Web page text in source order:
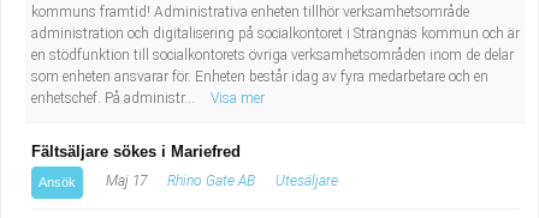
kommuns framtid! Administrativa enheten tillhör verksamhetsområde
administration och digitalisering på socialkontoret i Strängnäs kommun och är
en stödfunktion till socialkontorets övriga verksamhetsområden inom de delar
som enheten ansvarar för. Enheten består idag av fyra medarbetare och en
enhetschef. På administr...
Visa mer
Fältsäljare sökes i Mariefred
Ansök Maj 17 Rhino Gate AB Utesäljare